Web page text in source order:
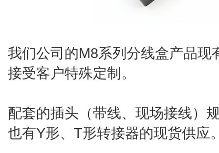
我们公司的M8系列分线盒产品现
接受客户特殊定制。
配套的插头（带线、现场接线）
也有Y形、T形转接器的现货供应